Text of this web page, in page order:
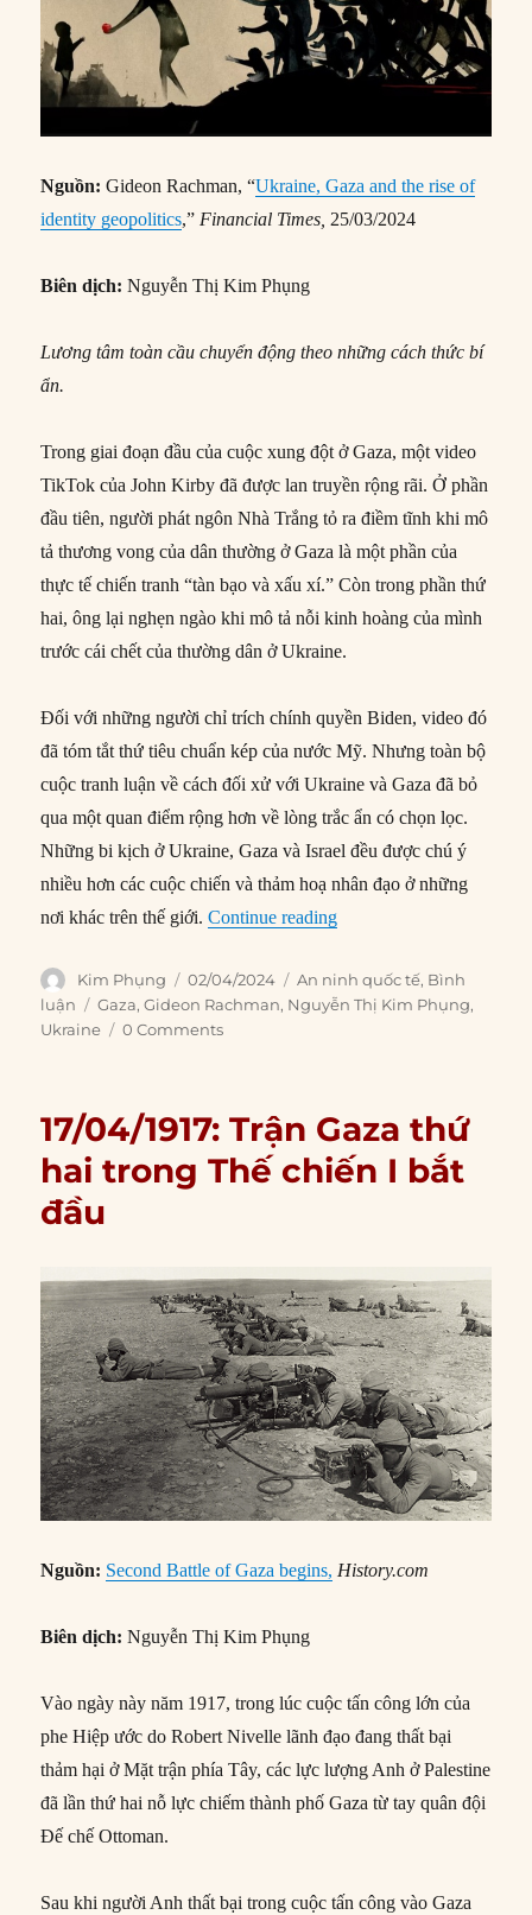
Nguồn: Gideon Rachman, “Ukraine, Gaza and the rise of
identity geopolitics,” Financial Times, 25/03/2024
Biên dịch: Nguyễn Thị Kim Phụng
Lương tâm toàn cầu chuyển động theo những cách thức bí
ẩn.
Trong giai đoạn đầu của cuộc xung đột ở Gaza, một video
TikTok của John Kirby đã được lan truyền rộng rãi. Ở phần
đầu tiên, người phát ngôn Nhà Trắng tỏ ra điềm tĩnh khi mô
tả thương vong của dân thường ở Gaza là một phần của
thực tế chiến tranh “tàn bạo và xấu xí.” Còn trong phần thứ
hai, ông lại nghẹn ngào khi mô tả nỗi kinh hoàng của mình
trước cái chết của thường dân ở Ukraine.
Đối với những người chỉ trích chính quyền Biden, video đó
đã tóm tắt thứ tiêu chuẩn kép của nước Mỹ. Nhưng toàn bộ
cuộc tranh luận về cách đối xử với Ukraine và Gaza đã bỏ
qua một quan điểm rộng hơn về lòng trắc ẩn có chọn lọc.
Những bi kịch ở Ukraine, Gaza và Israel đều được chú ý
nhiều hơn các cuộc chiến và thảm hoạ nhân đạo ở những
nơi khác trên thế giới.Continue reading“Ukraine, Gaza, và sự
Author
Kim Phụng
Posted
on
02/04/2024 Categories
An ninh quốc tế, Bình
luận
Tags
Gaza,Gideon Rachman, Nguyễn Thị Kim Phụng,
Ukraine
0 Comments
17/04/1917: Trận Gaza thứ
hai trong Thế chiến I bắt
đầu
Nguồn: Second Battle of Gaza begins, History.com
Biên dịch: Nguyễn Thị Kim Phụng
Vào ngày này năm 1917, trong lúc cuộc tấn công lớn của
phe Hiệp ước do Robert Nivelle lãnh đạo đang thất bại
thảm hại ở Mặt trận phía Tây, các lực lượng Anh ở Palestine
đã lần thứ hai nỗ lực chiếm thành phố Gaza từ tay quân đội
Đế chế Ottoman.
Sau khi người Anh thất bại trong cuộc tấn công vào Gaza